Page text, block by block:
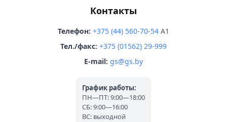
Контакты
Телефон: +375 (44) 560-70-54 A1
Тел./факс: +375 (01562) 29-999
E-mail: gs@gs.by
График работы:
ПН—ПТ: 9:00—18:00
СБ: 9:00—16:00
ВС: выходной